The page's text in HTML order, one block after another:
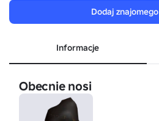
Dodaj znajomego
Informacje
Obecnie nosi